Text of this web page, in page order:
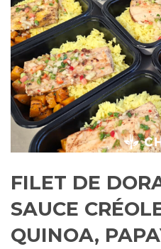
FILET DE
SAUCE
QUINOA,